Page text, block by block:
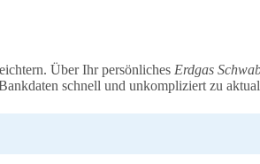
Über Ihr persönliches Erdgas
schnell und unkompliziert zu